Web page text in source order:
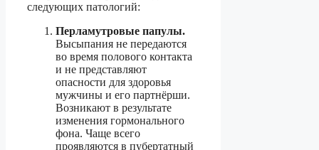
следующих патологий:
Перламутровые папулы.
Высыпания не передаются
во время полового контакта
и не представляют
опасности для здоровья
мужчины и его партнёрши.
Возникают в результате
изменения гормонального
фона. Чаще всего
проявляются в пубертатный